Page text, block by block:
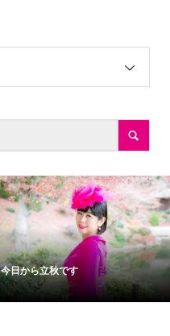
今日から立秋です